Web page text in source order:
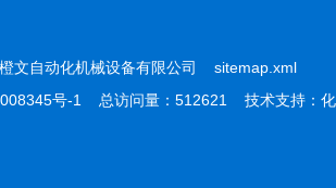
文自动化机械设备有限公司 sitemap.xml
号-1 总访问量：512621 技术支持： 化